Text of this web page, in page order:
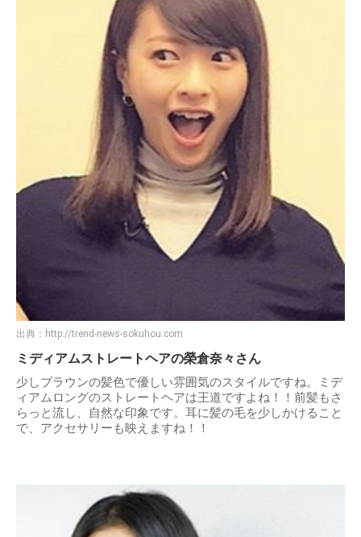
出典： http://trend-news-sokuhou.com
ミディアムストレートヘアの榮倉奈々さん
少しブラウンの髪色で優しい雰囲気のスタイルですね。ミデ
ィアムロングのストレートヘアは王道ですよね！！前髪もさ
らっと流し、自然な印象です。耳に髪の毛を少しかけること
で、アクセサリーも映えますね！！